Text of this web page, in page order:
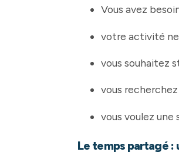
Vous avez
votre activité
vous souhaitez
vous recherchez
vous voulez
Le temps partagé